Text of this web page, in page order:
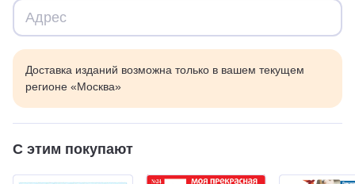
Доставка изданий возможна только в вашем текущем
регионе «Москва»
С этим покупают